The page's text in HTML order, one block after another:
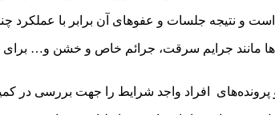
و نتیجه جلسات و عفوهای آن برابر با عملکرد
مانند جرایم سرقت، جرائم خاص و خشن و…
افراد واجد شرایط را جهت بررسی در